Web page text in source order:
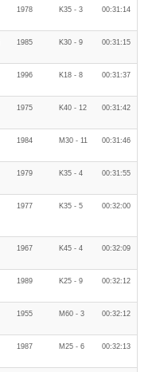
1978 K35 - 3 00:31:14
1985 K30 - 9 00:31:15
1996 K18 - 8 00:31:37
1975 K40 - 12 00:31:42
1984 M30 - 11 00:31:46
1979 K35 - 4 00:31:55
1977 K35 - 5 00:32:00
1967 K45 - 4 00:32:09
1989 K25 - 9 00:32:12
1955 M60 - 3 00:32:12
1987 M25 - 6 00:32:13